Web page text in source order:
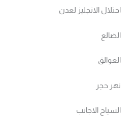
احتلال الانجليز لعدن
الضالع
العوالق
نهر حجر
السياح الاجانب